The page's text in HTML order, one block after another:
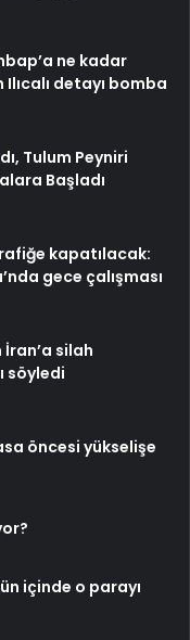
ne kadar
Ilıcalı detayı bomba
Tulum Peyniri
Başladı
kapatılacak:
gece çalışması
İran’a silah
söyledi
öncesi yükselişe
içinde o parayı